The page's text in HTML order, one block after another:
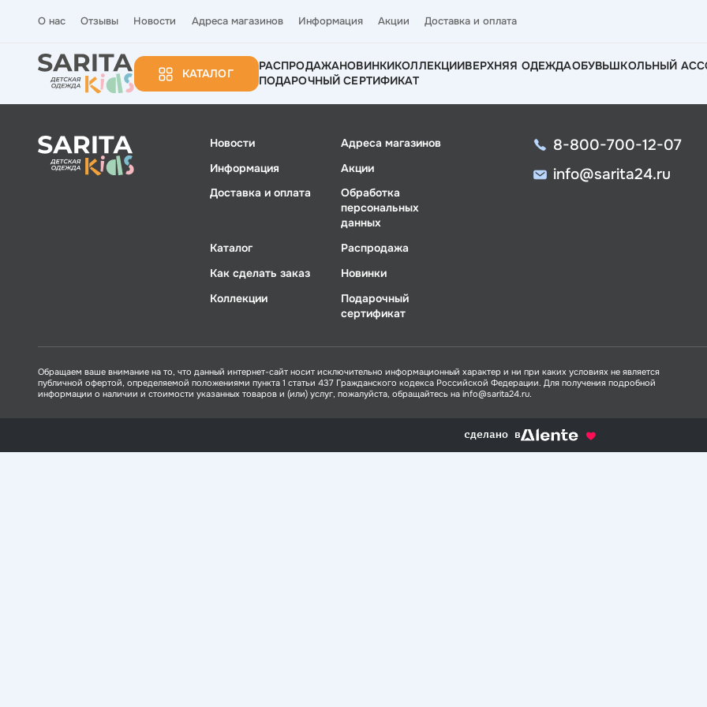
О нас Отзывы Новости Адреса магазинов Информация Акции Доставка и оплата
КАТАЛОГ
РАСПРОДАЖАНОВИНКИКОЛЛЕКЦИИВЕРХНЯЯ ОДЕЖДАОБУВЬШКОЛЬНЫЙ
ПОДАРОЧНЫЙ СЕРТИФИКАТ
Новости
Адреса магазинов
Информация
Акции
Доставка и оплата
Обработка
персональных
данных
Каталог
Распродажа
Как сделать заказ
Новинки
Коллекции
Подарочный
сертификат
8-800-700-12-07
info@sarita24.ru
Обращаем ваше внимание на то, что данный интернет-сайт носит исключительно информационный характер и ни при каких условиях не является
публичной офертой, определяемой положениями пункта 1 статьи 437 Гражданского кодекса Российской Федерации. Для получения подробной
информации о наличии и стоимости указанных товаров и (или) услуг, пожалуйста, обращайтесь на info@sarita24.ru.
сделано в alente